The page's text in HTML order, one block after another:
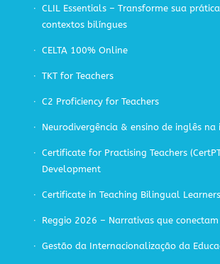
CLIL Essentials – Transforme sua
contextos bilíngues
CELTA 100% Online
TKT for Teachers
C2 Proficiency for Teachers
Neurodivergência & ensino de inglês na
Certificate for Practising Teachers
Development
Certificate in Teaching Bilingual Learners
Reggio 2026 – Narrativas que
Gestão da Internacionalização da